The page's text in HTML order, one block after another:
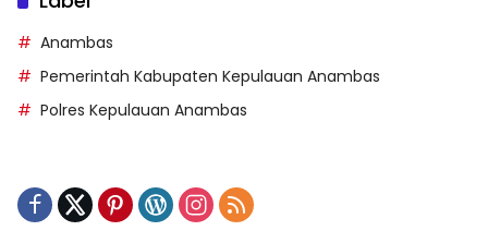
Anambas
Pemerintah Kabupaten Kepulauan Anambas
Polres Kepulauan Anambas